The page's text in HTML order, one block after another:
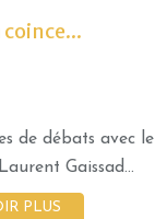
EN TOURNÉE
AGENDA
coince...
de débats avec le
Gaissad...
PLUS